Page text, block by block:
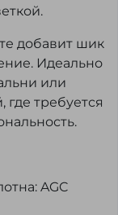
добавит шик
Идеально
или
требуется
AGC